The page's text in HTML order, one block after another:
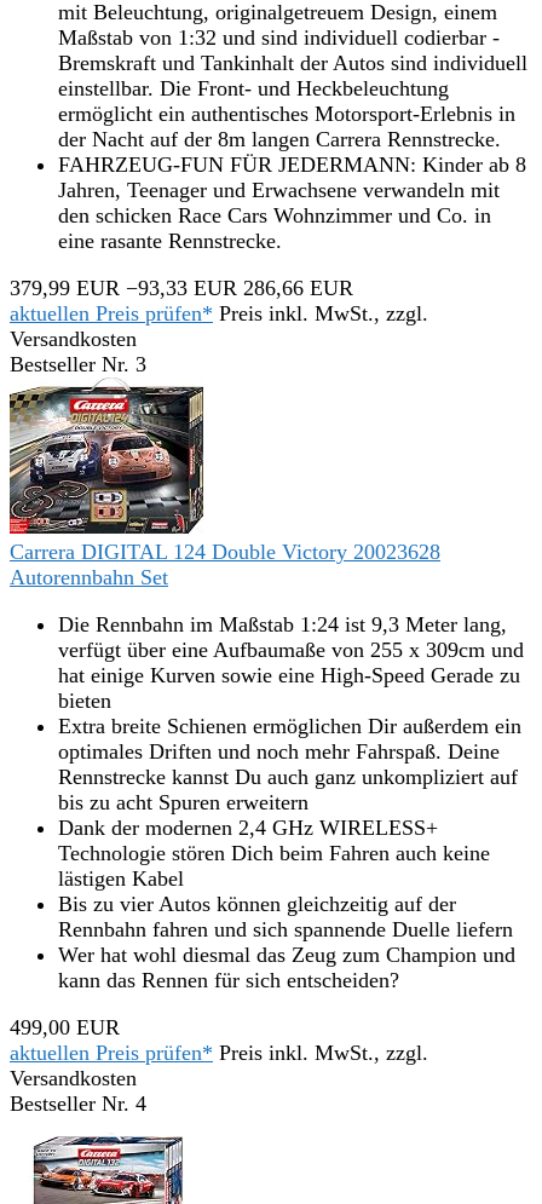
mit Beleuchtung, originalgetreuem Design, einem
Maßstab von 1:32 und sind individuell codierbar -
Bremskraft und Tankinhalt der Autos sind individuell
einstellbar. Die Front- und Heckbeleuchtung
ermöglicht ein authentisches Motorsport-Erlebnis in
der Nacht auf der 8m langen Carrera Rennstrecke.
FAHRZEUG-FUN FÜR JEDERMANN: Kinder ab 8
Jahren, Teenager und Erwachsene verwandeln mit
den schicken Race Cars Wohnzimmer und Co. in
eine rasante Rennstrecke.
379,99 EUR −93,33 EUR 286,66 EUR
aktuellen Preis prüfen* Preis inkl. MwSt., zzgl.
Versandkosten
Bestseller Nr. 3
Carrera DIGITAL 124 Double Victory 20023628
Autorennbahn Set
Die Rennbahn im Maßstab 1:24 ist 9,3 Meter lang,
verfügt über eine Aufbaumaße von 255 x 309cm und
hat einige Kurven sowie eine High-Speed Gerade zu
bieten
Extra breite Schienen ermöglichen Dir außerdem ein
optimales Driften und noch mehr Fahrspaß. Deine
Rennstrecke kannst Du auch ganz unkompliziert auf
bis zu acht Spuren erweitern
Dank der modernen 2,4 GHz WIRELESS+
Technologie stören Dich beim Fahren auch keine
lästigen Kabel
Bis zu vier Autos können gleichzeitig auf der
Rennbahn fahren und sich spannende Duelle liefern
Wer hat wohl diesmal das Zeug zum Champion und
kann das Rennen für sich entscheiden?
499,00 EUR
aktuellen Preis prüfen* Preis inkl. MwSt., zzgl.
Versandkosten
Bestseller Nr. 4